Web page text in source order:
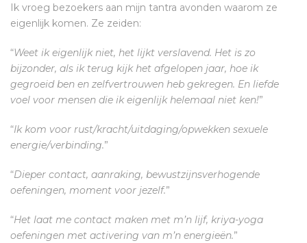
Ik vroeg bezoekers aan mijn tantra avonden waarom ze
eigenlijk komen. Ze zeiden:
“Weet ik eigenlijk niet, het lijkt verslavend. Het is zo
bijzonder, als ik terug kijk het afgelopen jaar, hoe ik
gegroeid ben en zelfvertrouwen heb gekregen. En liefde
voel voor mensen die ik eigenlijk helemaal niet ken!”
“Ik kom voor rust/kracht/uitdaging/opwekken sexuele
energie/verbinding.”
“Dieper contact, aanraking, bewustzijnsverhogende
oefeningen, moment voor jezelf.”
“Het laat me contact maken met m’n lijf, kriya-yoga
oefeningen met activering van m’n energieën.”